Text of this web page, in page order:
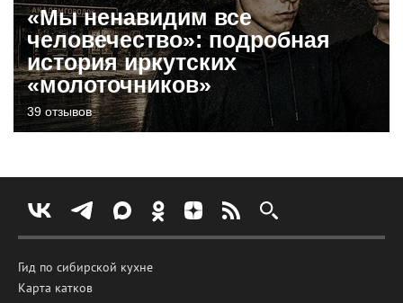
«Мы ненавидим все
человечество»: подробная
история иркутских
«молоточников»
39 отзывов
Гид по сибирской кухне
Карта катков